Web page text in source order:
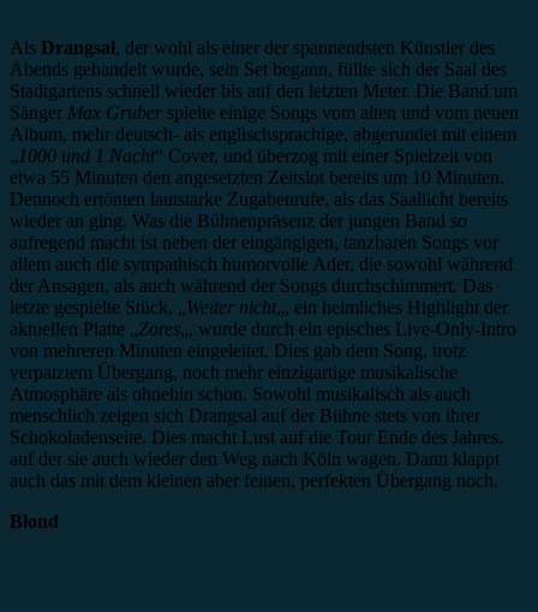
Als Drangsal, der wohl als einer der spannendsten Künstler des
Abends gehandelt wurde, sein Set begann, füllte sich der Saal des
Stadtgartens schnell wieder bis auf den letzten Meter. Die Band um
Sänger Max Gruber spielte einige Songs vom alten und vom neuen
Album, mehr deutsch- als englischsprachige, abgerundet mit einem
„ 1000 und 1 Nacht“ Cover, und überzog mit einer Spielzeit von
etwa 55 Minuten den angesetzten Zeitslot bereits um 10 Minuten.
Dennoch ertönten lautstarke Zugabenrufe, als das Saallicht bereits
wieder an ging. Was die Bühnenpräsenz der jungen Band so
aufregend macht ist neben der eingängigen, tanzbaren Songs vor
allem auch die sympathisch humorvolle Ader, die sowohl während
der Ansagen, als auch während der Songs durchschimmert. Das
letzte gespielte Stück, „Weiter nicht„, ein heimliches Highlight der
aktuellen Platte „Zores„, wurde durch ein episches Live-Only-Intro
von mehreren Minuten eingeleitet. Dies gab dem Song, trotz
verpatztem Übergang, noch mehr einzigartige musikalische
Atmosphäre als ohnehin schon. Sowohl musikalisch als auch
menschlich zeigen sich Drangsal auf der Bühne stets von ihrer
Schokoladenseite. Dies macht Lust auf die Tour Ende des Jahres,
auf der sie auch wieder den Weg nach Köln wagen. Dann klappt
auch das mit dem kleinen aber feinen, perfekten Übergang noch.
Blond